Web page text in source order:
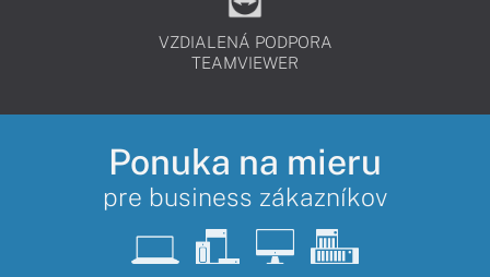
VZDIALENÁ PODPORA
TEAMVIEWER
Ponuka na mieru
pre business zákazníkov